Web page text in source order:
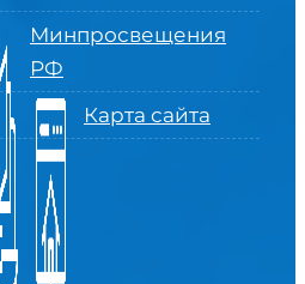
Минпросвещения
РФ
Карта сайта